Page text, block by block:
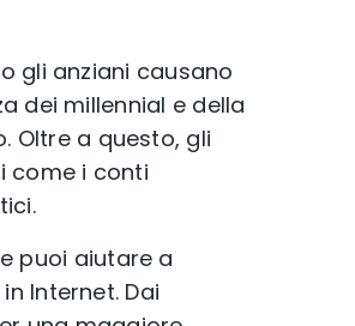
gli anziani causano
dei millennial e della
Oltre a questo, gli
come i conti
puoi aiutare a
Internet. Dai